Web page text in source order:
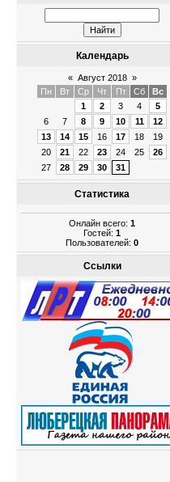
Календарь
« Август 2018 »
Пн
Вт Ср Чт Пт Сб
Вс
1
2 3 4
5
6
7 8 9 10 11
12
13
14 15 16 17 18
19
20
21 22 23 24 25
26
27
28 29 30 31
Статистика
Онлайн всего: 1
Гостей: 1
Пользователей: 0
Ссылки